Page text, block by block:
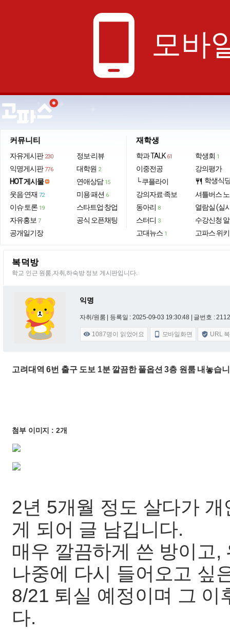
phone_android 모바
커뮤니티
자유게시판 230
익명게시판 776
HOT 게시물
웃음·연재 72
이슈·토론 19
자유홍보 7
공개일기장
정보·리뷰
대학원 2
연애상담 15
미용·패션 6
스타트업·창업
공식 오픈채팅
재학생
학과 TALK 61
이중전공
└ 쿠플라이
강의자료·족보
동아리 8
스터디 3
고대뉴스 1
학생회 1
강의평가
restaurant 학생식
셔틀버스
열람실 (실
수강신청
고파스 위키
복덕방
학교 인근 원룸,자취,하숙방 정보 게시판입니다.
익명
자취/원룸 | 등록일 : 2025-09-03 19:30:48 | 글번호 :
 1087명이 읽었어요  모바일화면  URL
고려대역 6번 출구 도보 1분 깔끔한 풀옵션 3층 원룸 내놓습
첨부 이미지 : 2개
2년 5개월 정도 살다가
게 되어 글 남깁니다.
매우 깔끔하게 쓴 방이고
나중에 다시 들어오고 싶
8/21 퇴실 예정이며 그 이
다.